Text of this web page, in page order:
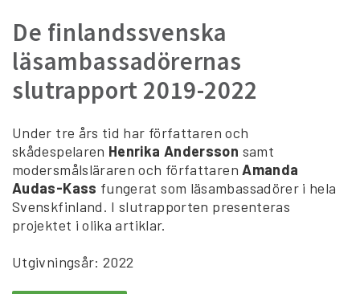
De finlandssvenska
läsambassadörernas
slutrapport 2019-2022
Under tre års tid har författaren och
skådespelaren Henrika Andersson samt
modersmålsläraren och författaren Amanda
Audas-Kass fungerat som läsambassadörer i hela
Svenskfinland. I slutrapporten presenteras
projektet i olika artiklar.
Utgivningsår: 2022